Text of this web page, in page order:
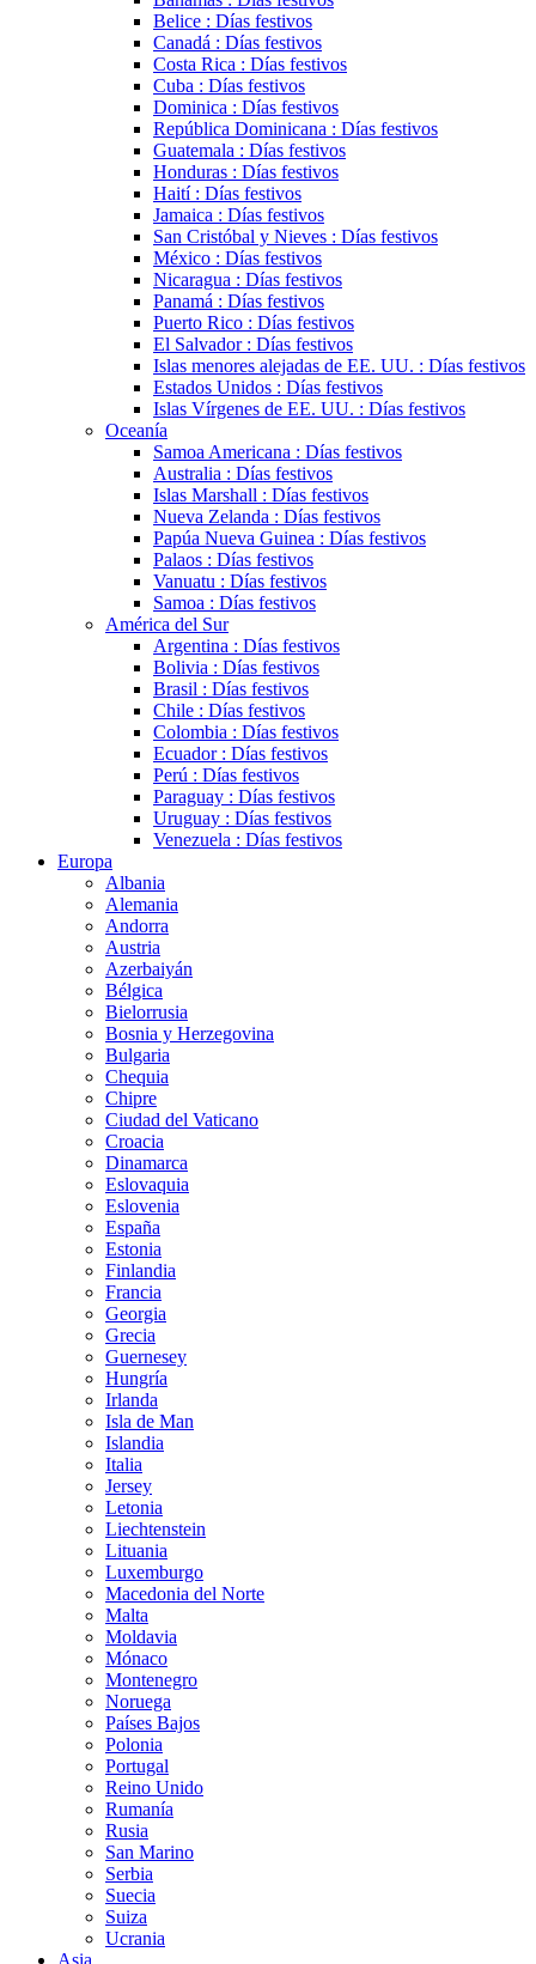
Belice : Días festivos
Canadá : Días festivos
Costa Rica : Días festivos
Cuba : Días festivos
Dominica : Días festivos
República Dominicana : Días festivos
Guatemala : Días festivos
Honduras : Días festivos
Haití : Días festivos
Jamaica : Días festivos
San Cristóbal y Nieves : Días festivos
México : Días festivos
Nicaragua : Días festivos
Panamá : Días festivos
Puerto Rico : Días festivos
El Salvador : Días festivos
Islas menores alejadas de EE. UU. : Días festivos
Estados Unidos : Días festivos
Islas Vírgenes de EE. UU. : Días festivos
Oceanía
Samoa Americana : Días festivos
Australia : Días festivos
Islas Marshall : Días festivos
Nueva Zelanda : Días festivos
Papúa Nueva Guinea : Días festivos
Palaos : Días festivos
Vanuatu : Días festivos
Samoa : Días festivos
América del Sur
Argentina : Días festivos
Bolivia : Días festivos
Brasil : Días festivos
Chile : Días festivos
Colombia : Días festivos
Ecuador : Días festivos
Perú : Días festivos
Paraguay : Días festivos
Uruguay : Días festivos
Venezuela : Días festivos
Europa
Albania
Alemania
Andorra
Austria
Azerbaiyán
Bélgica
Bielorrusia
Bosnia y Herzegovina
Bulgaria
Chequia
Chipre
Ciudad del Vaticano
Croacia
Dinamarca
Eslovaquia
Eslovenia
España
Estonia
Finlandia
Francia
Georgia
Grecia
Guernesey
Hungría
Irlanda
Isla de Man
Islandia
Italia
Jersey
Letonia
Liechtenstein
Lituania
Luxemburgo
Macedonia del Norte
Malta
Moldavia
Mónaco
Montenegro
Noruega
Países Bajos
Polonia
Portugal
Reino Unido
Rumanía
Rusia
San Marino
Serbia
Suecia
Suiza
Ucrania